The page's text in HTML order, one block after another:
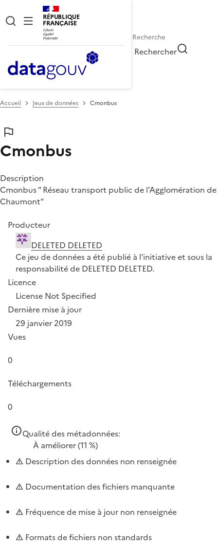
RÉPUBLIQUE
FRANÇAISE
Rechercher
Accueil Jeux de données Cmonbus
Cmonbus
Description
Cmonbus " Réseau transport public de l'Agglomération de
Chaumont"
Producteur
DELETED DELETED
Ce jeu de données a été publié à l'initiative et sous la
responsabilité de DELETED DELETED.
Licence
License Not Specified
Dernière mise à jour
29 janvier 2019
Vues
0
Téléchargements
0
Qualité des métadonnées:
À améliorer(11 %)
Description des données non renseignée
Documentation des fichiers manquante
Fréquence de mise à jour non renseignée
Formats de fichiers non standards